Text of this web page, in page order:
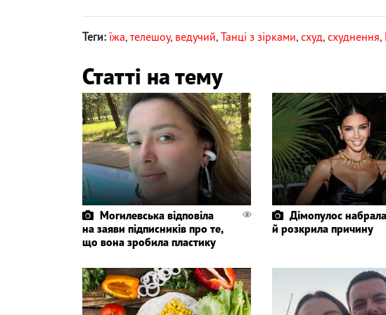
Теги: їжа, телешоу, ведучий, Танці з зірками, схуд, схуднення,
Статті на тему
Могилевська відповіла
на заяви підписників про те,
що вона зробила пластику
Дімопулос
й розкрила причину